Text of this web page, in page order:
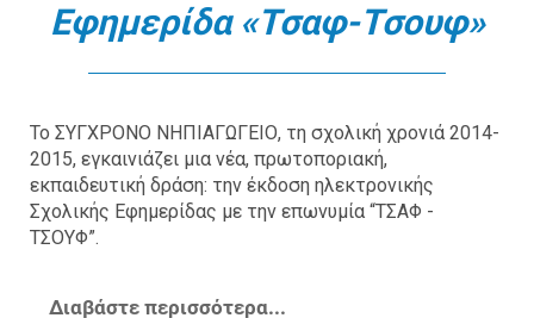
Εφημερίδα «Τσαφ-Τσουφ»
Το ΣΥΓΧΡΟΝΟ ΝΗΠΙΑΓΩΓΕΙΟ, τη σχολική χρονιά 2014-
2015, εγκαινιάζει μια νέα, πρωτοποριακή,
εκπαιδευτική δράση: την έκδοση ηλεκτρονικής
Σχολικής Εφημερίδας με την επωνυμία “ΤΣΑΦ -
ΤΣΟΥΦ”.
Διαβάστε περισσότερα...